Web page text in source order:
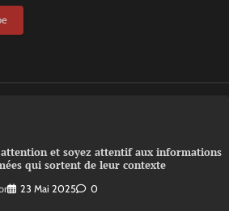
attention et soyez attentif aux informations
qui sortent de leur contexte
23 Mai 2025 0